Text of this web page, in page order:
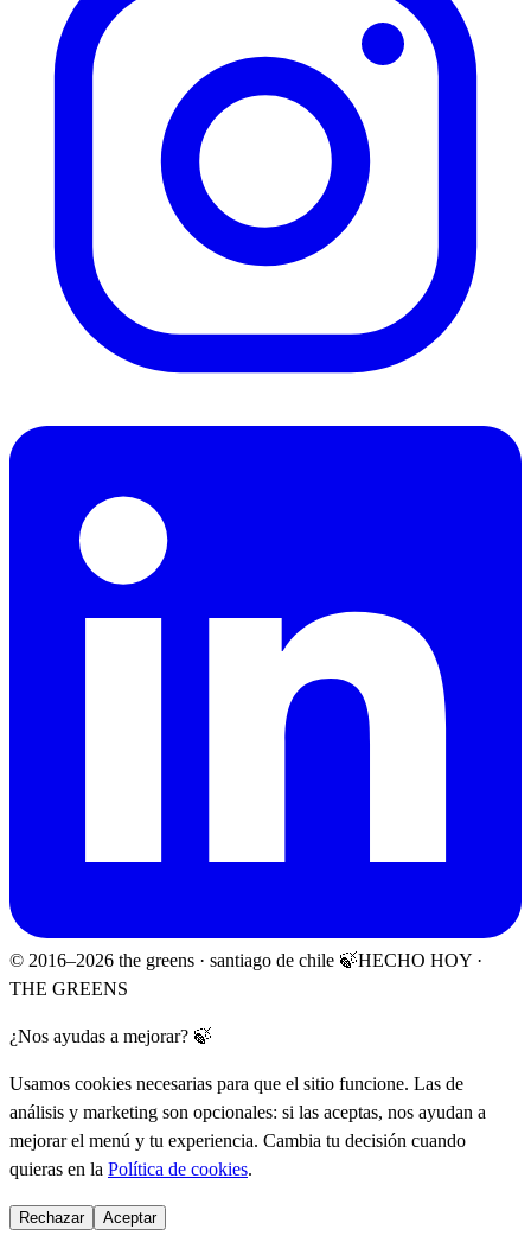
© 2016–2026 the greens · santiago de chile 🍃HECHO HOY ·
THE GREENS
¿Nos ayudas a mejorar? 🍃
Usamos cookies necesarias para que el sitio funcione. Las de
análisis y marketing son opcionales: si las aceptas, nos ayudan a
mejorar el menú y tu experiencia. Cambia tu decisión cuando
quieras en la Política de cookies.
Rechazar Aceptar